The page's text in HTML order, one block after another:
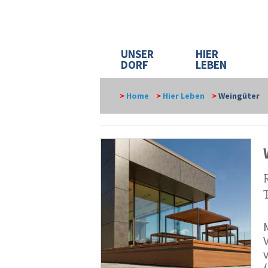
UNSER
DORF
HIER
LEBEN
> Home > Hier Leben >Weingüter